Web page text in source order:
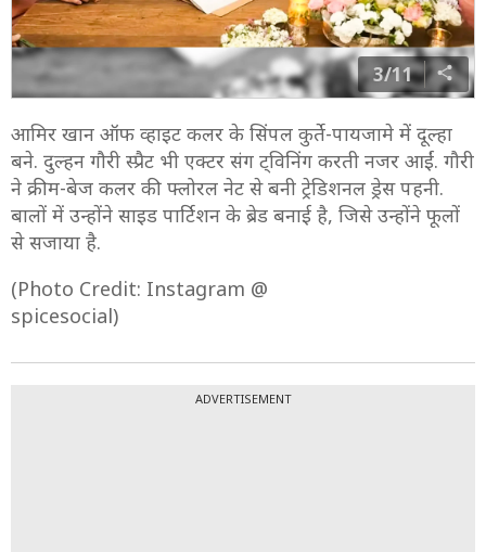
3/11
आमिर खान ऑफ व्हाइट कलर के सिंपल कुर्ते-पायजामे में दूल्हा
बने. दुल्हन गौरी स्प्रैट भी एक्टर संग ट्विनिंग करती नजर आईं. गौरी
ने क्रीम-बेज कलर की फ्लोरल नेट से बनी ट्रेडिशनल ड्रेस पहनी.
बालों में उन्होंने साइड पार्टिशन के ब्रेड बनाई है, जिसे उन्होंने फूलों
से सजाया है.
(Photo Credit: Instagram @
spicesocial)
ADVERTISEMENT